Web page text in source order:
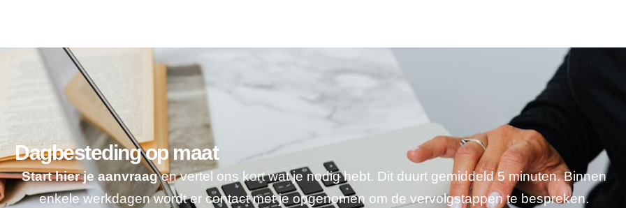
Dagbesteding op maat
Start hier je aanvraagen vertel ons kort wat je nodig hebt. Dit duurt gemiddeld 5 minuten. Binnen
enkele werkdagen wordt er contact met je opgenomen om de vervolgstappen te bespreken.